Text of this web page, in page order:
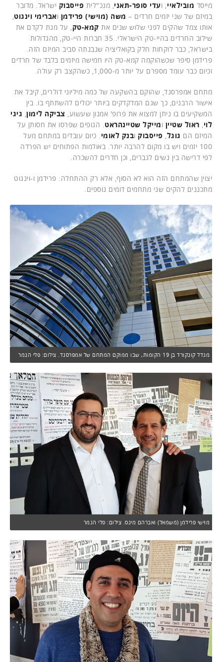
מייסד מובילאיי; ועדי סופר-תאני, מנכ"לית פייסבוק ישראל. מדובר
במיזם של שני יזמים חרדים – משה (מוישי) פרידמן ואברימי וינגוט,
אותו צמד שהקים לפני שלוש שנים את קמא-טק, על מנת לקדם את
שילוב החרדים בהיי-טק הישראלי. 35 חברות היי-טק, מהגדולות
בישראל, כבר לוקחות חלק בקואליציה שנבנתה סביב המיזם הזה.
פרידמן סיפר שכשהוקמה קמא-טק היו חמישה מיזמים בלבד של חרדים
וכיום כבר עומד מספרם על יותר מ-1,000, כשהקצב רק עולה.
מתחם אמפרסנד, שהוקם בהשקעה של כמה מיליוני דולרים, קיבל את
אישור הרבנים, כך שגם המדקדקים ביותר יכולים להשתתף בו. בין
המשקיעים בו ניתן למצוא את פרופ' אמנון שעשוע, צביקה לימון, גיגי
לוי, ראול שטיין ומייקל שטיינהראט. הגופים שפרסו את חסותן על
המיזם הם גוגל, פייסבוק ובנק לאומי. כיום עובדים במתחם מעל
100 יזמים ויש בו מקום להרבה יותר. באולמות הפתוחים יש הפרדה
לפי דרישה בין נשים לגברים, וכן חדרים להשכרה.
יצוין שהמתחם הזה הוא לא הסוף, אלא רק ההתחלה: פרידמן ו-וינגוט
מתכננים להקים שני מתחמים דומים נוספים.
מגדל קונקורד בן 19 הקומות, שבו ממוקם המתחם של אמפרסנד. צילום: פלי הנמר
מוישי פרידמן (משמאל) ואברהם מינס. צילום: פלי הנמר